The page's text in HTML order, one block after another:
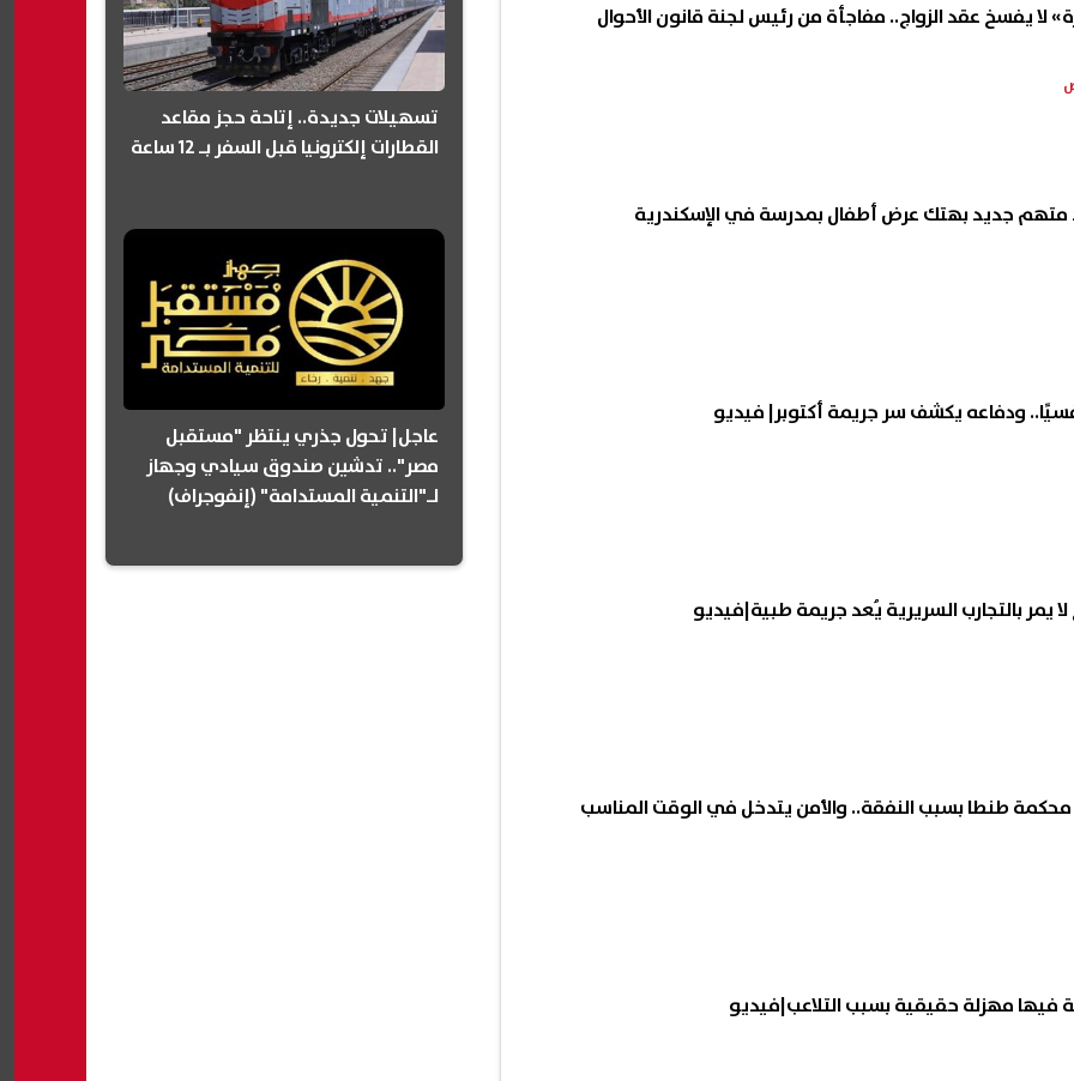
لا يفسخ عقد الزواج.. مفاجأة من رئيس لجنة قانون الأحوال
جديد بهتك عرض أطفال بمدرسة في الإسكندرية
ودفاعه يكشف سر جريمة أكتوبر| فيديو
يمر بالتجارب السريرية يُعد جريمة طبية|فيديو
طنطا بسبب النفقة.. والأمن يتدخل في الوقت المناسب
فيها مهزلة حقيقية بسبب التلاعب|فيديو
تسهيلات جديدة.. إتاحة حجز مقاعد
القطارات إلكترونيا قبل السفر بـ 12 ساعة
عاجل| تحول جذري ينتظر "مستقبل
مصر".. تدشين صندوق سيادي وجهاز
لـ"التنمية المستدامة" (إنفوجراف)